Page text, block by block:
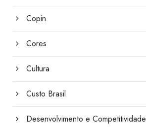
Copin
Cores
Cultura
Custo Brasil
Desenvolvimento e Competitividade